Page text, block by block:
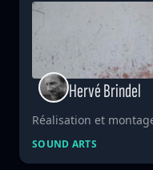
Hervé Brindel
Réalisation et
SOUND ARTS